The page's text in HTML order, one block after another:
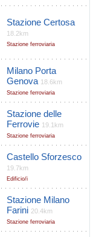
Stazione Certosa
18.2km
Stazione ferroviaria
Milano Porta
Genova 18.6km
Stazione ferroviaria
Stazione delle
Ferrovie 19.1km
Stazione ferroviaria
Castello Sforzesco
19.7km
Edificio/i
Stazione Milano
Farini 20.4km
Stazione ferroviaria